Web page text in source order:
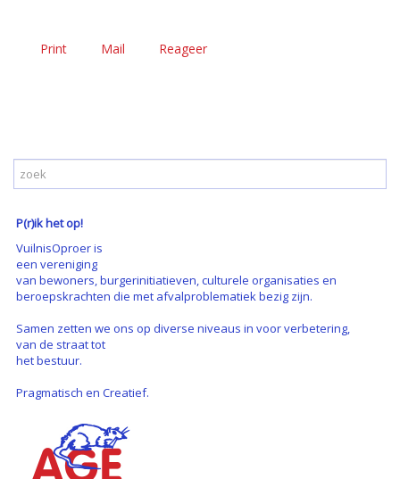
Print Mail Reageer
P(r)ik het op!
VuilnisOproer is
een vereniging
van bewoners, burgerinitiatieven, culturele organisaties en
beroepskrachten die met afvalproblematiek bezig zijn.
Samen zetten we ons op diverse niveaus in voor verbetering,
van de straat tot
het bestuur.
Pragmatisch en Creatief.